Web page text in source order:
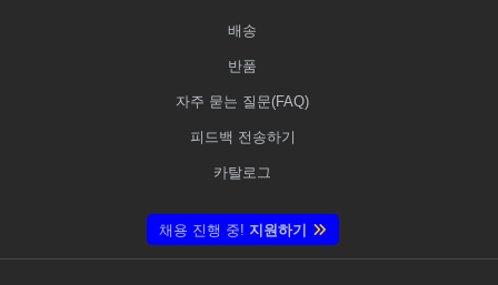
배송
반품
자주 묻는 질문(FAQ)
피드백 전송하기
카탈로그
채용 진행 중! 지원하기